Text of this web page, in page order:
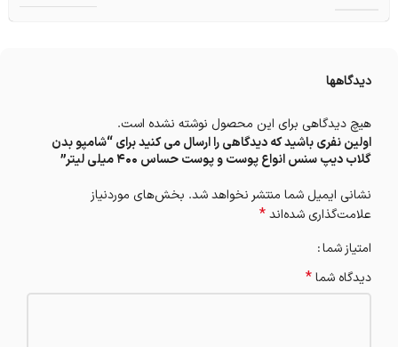
دیدگاهها
هیچ دیدگاهی برای این محصول نوشته نشده است.
اولین نفری باشید که دیدگاهی را ارسال می کنید برای “شامپو بدن
گلاب دیپ سنس انواع پوست و پوست حساس 400 میلی لیتر”
نشانی ایمیل شما منتشر نخواهد شد. بخش‌های موردنیاز
علامت‌گذاری شده‌اند*
امتیاز شما
دیدگاه شما*